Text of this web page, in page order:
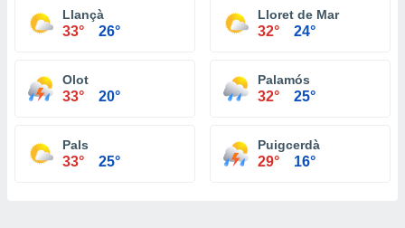
Llançà
33° 26°
Lloret de Mar
32° 24°
Olot
33° 20°
Palamós
32° 25°
Pals
33° 25°
Puigcerdà
29° 16°